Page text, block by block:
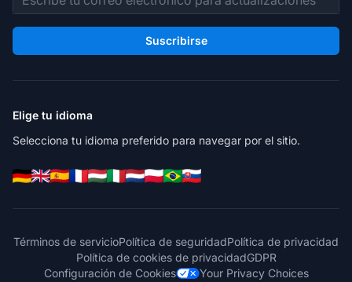
Suscribirse
Elige tu idioma
Selecciona tu idioma preferido para navegar por el sitio.
Términos de servicioPolítica de seguridadPolítica de privacidad
Política de cookies de privacidadGDPR
Configuración de Cookies
Your Privacy Choices